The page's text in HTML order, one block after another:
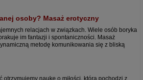
osoby? Masaż erotyczny
relacjach w związkach. Wiele osób boryka
im fantazji i spontaniczności. Masaż
metodę komunikowania się z bliską
otrzymujemy naukę o miłości, która pochodzi z